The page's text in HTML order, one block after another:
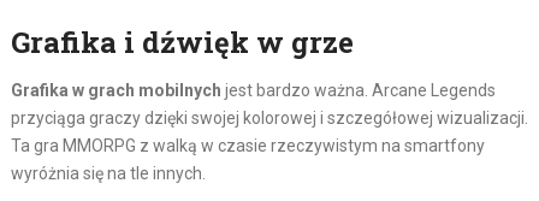
Grafika i dźwięk w grze
Grafika w grach mobilnych jest bardzo ważna. Arcane Legends
przyciąga graczy dzięki swojej kolorowej i szczegółowej wizualizacji.
Ta gra MMORPG z walką w czasie rzeczywistym na smartfony
wyróżnia się na tle innych.